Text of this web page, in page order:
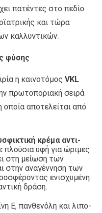
πατέντες στο πεδίο
και τώρα
καλλυντικών.
φύσης
η καινοτόμος VKL
πρωτοποριακή σειρά
οποία αποτελείται από
κρέμα αντι-
πλούσια υφή για ώριμες
στη μείωση των
στην αναγέννηση των
ενισχυμένη
δράση.
Ε, πανθενόλη και λιπο-